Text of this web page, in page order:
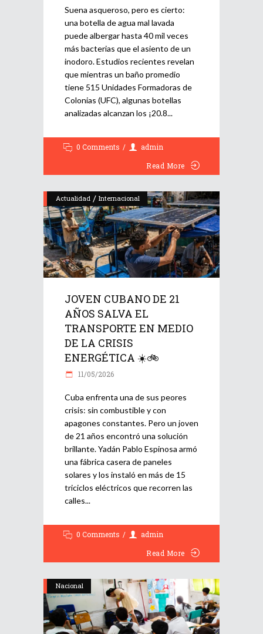
Suena asqueroso, pero es cierto:
una botella de agua mal lavada
puede albergar hasta 40 mil veces
más bacterias que el asiento de un
inodoro. Estudios recientes revelan
que mientras un baño promedio
tiene 515 Unidades Formadoras de
Colonias (UFC), algunas botellas
analizadas alcanzan los ¡20.8
0 Comments
admin
Read More
Actualidad / Internacional
JOVEN CUBANO DE 21
AÑOS SALVA EL
TRANSPORTE EN MEDIO
DE LA CRISIS
ENERGÉTICA ☀️🚲
11/05/2026
Cuba enfrenta una de sus peores
crisis: sin combustible y con
apagones constantes. Pero un joven
de 21 años encontró una solución
brillante. Yadán Pablo Espinosa armó
una fábrica casera de paneles
solares y los instaló en más de 15
triciclos eléctricos que recorren las
calles
0 Comments
admin
Read More
Nacional